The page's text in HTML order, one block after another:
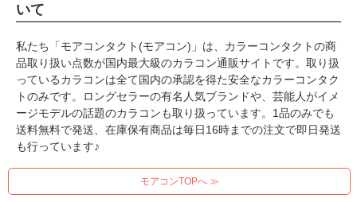
いて
私たち「モアコンタクト(モアコン)」は、カラーコンタクトの商
品取り扱い点数が国内最大級のカラコン通販サイトです。取り扱
っているカラコンは全て国内の承認を得た安全なカラーコンタク
トのみです。ロングセラーの有名人気ブランドや、芸能人がイメ
ージモデルの話題のカラコンも取り扱っています。1品のみでも
送料無料で発送、在庫保有商品は毎日16時までの注文で即日発送
も行っています♪
モアコンTOPへ ≫